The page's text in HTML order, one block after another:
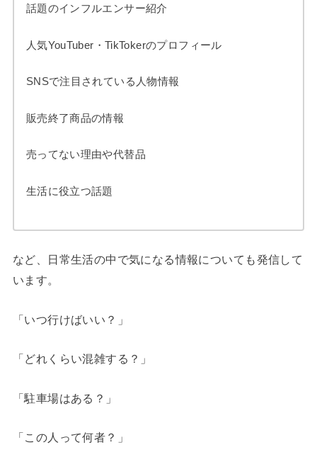
話題のインフルエンサー紹介
人気YouTuber・TikTokerのプロフィール
SNSで注目されている人物情報
販売終了商品の情報
売ってない理由や代替品
生活に役立つ話題
など、日常生活の中で気になる情報についても発信して
います。
「いつ行けばいい？」
「どれくらい混雑する？」
「駐車場はある？」
「この人って何者？」